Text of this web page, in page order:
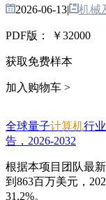
2026-06-13| 机械
PDF版： ￥32000
获取免费样本
加入购物车 >
全球量子计算机行
告，2026-2032
根据本项目团队最
到863百万美元，
31.2%。